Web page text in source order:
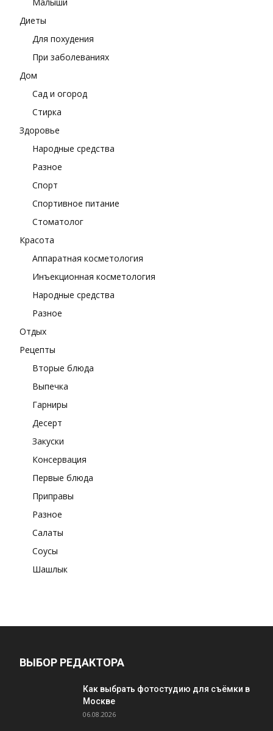
Диеты
Для похудения
При заболеваниях
Дом
Сад и огород
Стирка
Здоровье
Народные средства
Разное
Спорт
Спортивное питание
Стоматолог
Красота
Аппаратная косметология
Инъекционная косметология
Народные средства
Разное
Отдых
Рецепты
Вторые блюда
Выпечка
Гарниры
Десерт
Закуски
Консервация
Первые блюда
Приправы
Разное
Салаты
Соусы
Шашлык
ВЫБОР РЕДАКТОРА
Как выбрать фотостудию для съёмки в
Москве
06.08.2026